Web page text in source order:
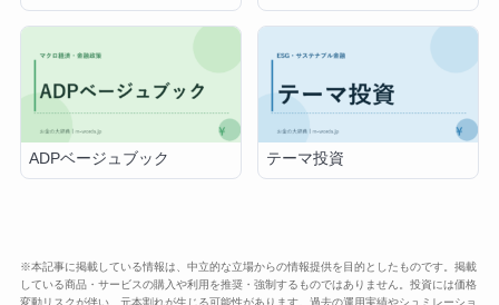
ADPベージュブック テーマ投資
※本記事に掲載している情報は、中立的な立場からの情報提供を目的としたものです。掲載
している商品・サービスの購入や利用を推奨・強制するものではありません。投資には価格
変動リスクが伴い、元本割れが生じる可能性があります。過去の運用実績やシュミレーショ